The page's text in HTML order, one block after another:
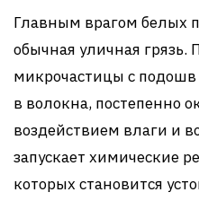
Главным врагом белых
обычная уличная грязь.
микрочастицы с подошв
в волокна, постепенно
воздействием влаги и
запускает химические
которых становится